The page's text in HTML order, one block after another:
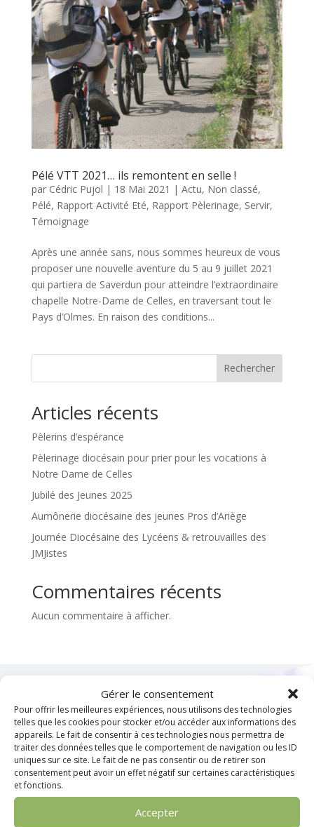
Gérer le consentement
Pour offrir les meilleures expériences, nous utilisons des technologies
telles que les cookies pour stocker et/ou accéder aux informations des
appareils. Le fait de consentir à ces technologies nous permettra de
traiter des données telles que le comportement de navigation ou les ID
uniques sur ce site. Le fait de ne pas consentir ou de retirer son
consentement peut avoir un effet négatif sur certaines caractéristiques
et fonctions.
Accepter
Pélé VTT 2021… ils remontent en selle !
par Cédric Pujol | 18 Mai 2021 | Actu, Non classé,
Pélé, Rapport Activité Eté, Rapport Pèlerinage, Servir,
Témoignage
Après une année sans, nous sommes heureux de vous
proposer une nouvelle aventure du 5 au 9 juillet 2021
qui partiera de Saverdun pour atteindre l’extraordinaire
chapelle Notre-Dame de Celles, en traversant tout le
Pays d’Olmes. En raison des conditions...
Rechercher
Articles récents
Pèlerins d’espérance
Pèlerinage diocésain pour prier pour les vocations à
Notre Dame de Celles
Jubilé des Jeunes 2025
Aumônerie diocésaine des jeunes Pros d’Ariège
Journée Diocésaine des Lycéens & retrouvailles des
JMJistes
Commentaires récents
Aucun commentaire à afficher.
S’inscrire à la Newsletter